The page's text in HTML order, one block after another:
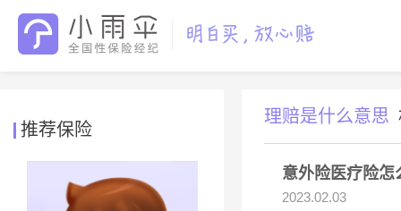
推荐保险
理赔是什么意思
意外险医疗险怎
2023.02.03